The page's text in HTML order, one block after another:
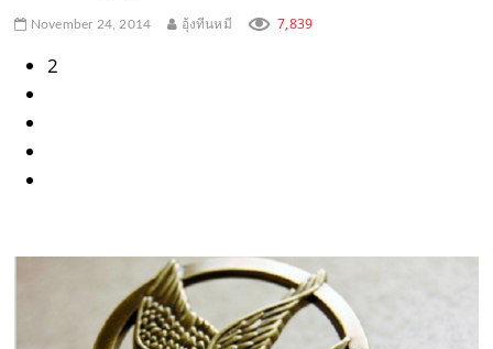
c
o
o
.
m
November 24, 2014 อุ้งทีนหมี 7,839
2